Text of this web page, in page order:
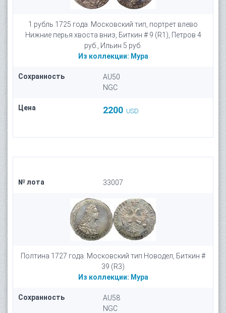
1 рубль 1725 года. Московский тип, портрет влево
Нижние перья хвоста вниз, Биткин # 9 (R1), Петров 4
руб., Ильин 5 руб.
Из коллекции: Мура
Сохранность
AU50
NGC
Цена 2200 USD
№ лота 33007
Полтина 1727 года. Московский тип Новодел, Биткин #
39 (R3)
Из коллекции: Мура
Сохранность
AU58
NGC